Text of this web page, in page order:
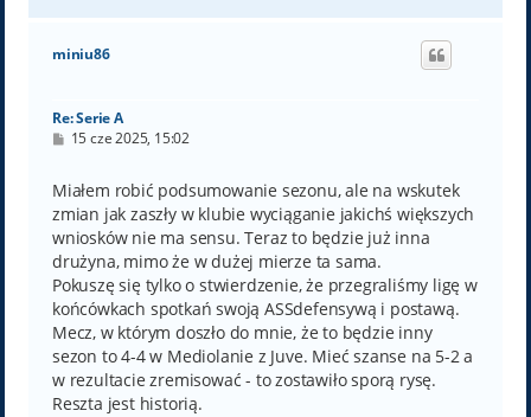
g
miniu86
Re: Serie A
P
t
15 cze 2025, 15:02
Miałem robić podsumowanie sezonu, ale na wskutek
zmian jak zaszły w klubie wyciąganie jakichś większych
wniosków nie ma sensu. Teraz to będzie już inna
drużyna, mimo że w dużej mierze ta sama.
Pokuszę się tylko o stwierdzenie, że przegraliśmy ligę w
końcówkach spotkań swoją ASSdefensywą i postawą.
Mecz, w którym doszło do mnie, że to będzie inny
sezon to 4-4 w Mediolanie z Juve. Mieć szanse na 5-2 a
w rezultacie zremisować - to zostawiło sporą rysę.
Reszta jest historią.